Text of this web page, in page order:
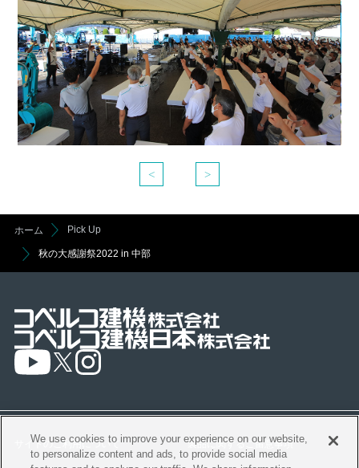
ホーム Pick Up
秋の大感謝祭2022 in 中部
サイトのご利用について 製品に関するご留意事項
We use cookies to improve your experience on our website,
to personalize content and ads, to provide social media